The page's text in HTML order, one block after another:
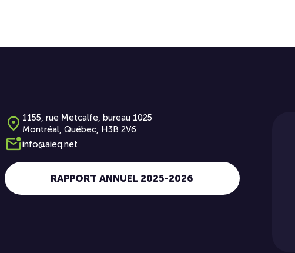
linkedin
link icon-vimeo
1155, rue Metcalfe, bureau 1025
Montréal, Québec, H3B 2V6
info@aieq.net
RAPPORT ANNUEL 2025-2026